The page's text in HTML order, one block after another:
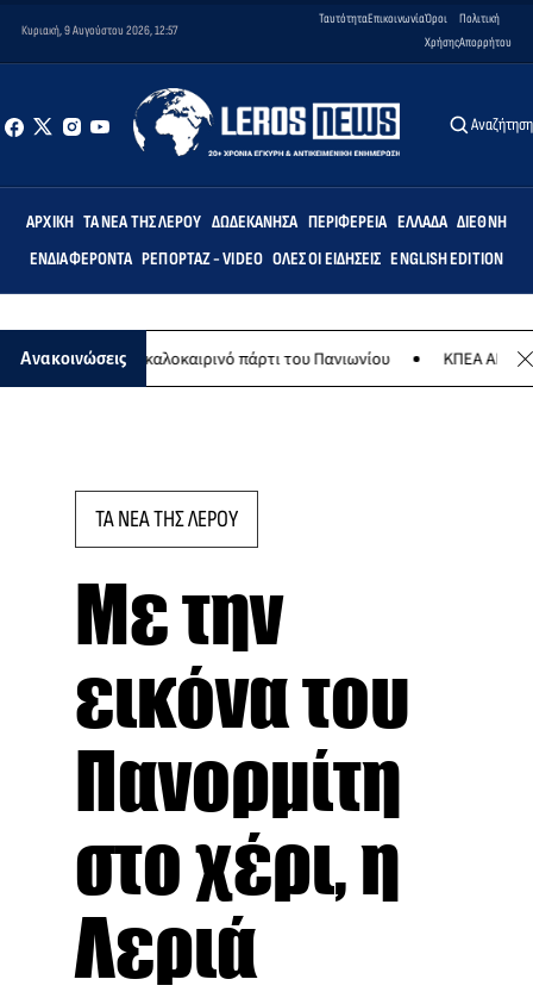
Κυριακή, 9 Αυγούστου 2026, 12:57
ΤαυτότηταΕπικοινωνίαΌροι
Χρήσης
Πολιτική
Απορρήτου
Αναζήτηση
ΑΡΧΙΚΉ ΤΑ ΝΈΑ ΤΗΣ ΛΈΡΟΥ ΔΩΔΕΚΆΝΗΣΑ ΠΕΡΙΦΈΡΕΙΑ ΕΛΛΆΔΑ ΔΙΕΘΝΉ
ΕΝΔΙΑΦΈΡΟΝΤΑ ΡΕΠΟΡΤΆΖ - VIDEO ΌΛΕΣ ΟΙ ΕΙΔΉΣΕΙΣ ENGLISH EDITION
Ανακοινώσειςτο καλοκαιρινό πάρτι του Πανιωνίου ΚΠΕΑ ΑΡΤΕΜΙΣ:
ΤΑ ΝΕΑ ΤΗΣ ΛΕΡΟΥ
Με την
εικόνα του
Πανορμίτη
στο χέρι, η
Λεριά